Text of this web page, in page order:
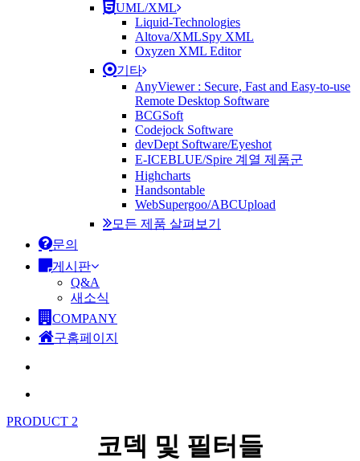
UML/XML
Liquid-Technologies
Altova/XMLSpy XML
Oxyzen XML Editor
기타
AnyViewer : Secure, Fast and Easy-to-use
Remote Desktop Software
BCGSoft
Codejock Software
devDept Software/Eyeshot
E-ICEBLUE/Spire 계열 제품군
Highcharts
Handsontable
WebSupergoo/ABCUpload
모든 제품 살펴보기
문의
게시판
Q&A
새소식
COMPANY
구홈페이지
PRODUCT 2
코덱 및 필터들